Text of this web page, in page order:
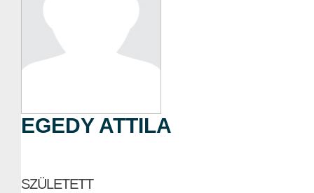
EGEDY ATTILA
SZÜLETETT